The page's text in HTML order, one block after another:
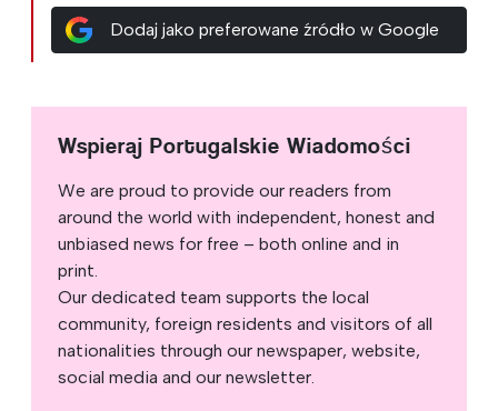
Dodaj jako preferowane źródło w Google
Wspieraj Portugalskie Wiadomości
We are proud to provide our readers from
around the world with independent, honest and
unbiased news for free – both online and in
print.
Our dedicated team supports the local
community, foreign residents and visitors of all
nationalities through our newspaper, website,
social media and our newsletter.